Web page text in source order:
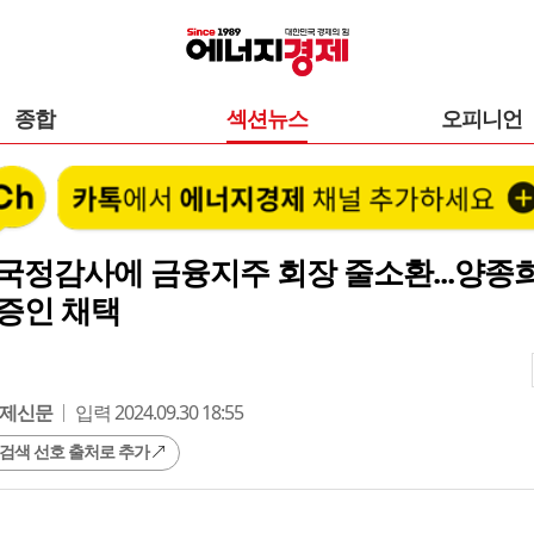
종합 섹션뉴스 오피니언
정감사에 금융지주 회장 줄소환...양종
인 채택
신문 입력 2024.09.30 18:55
색 선호 출처로 추가